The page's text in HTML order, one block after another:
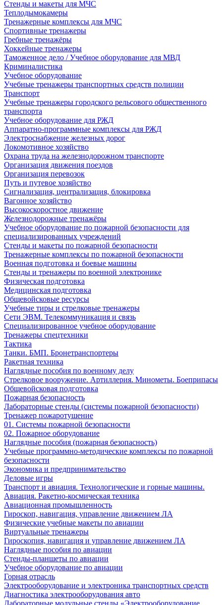
Стенды и макеты для МЧС
Теплодымокамеры
Тренажерные комплексы для МЧС
Спортивные тренажеры
Гребные тренажёры
Хоккейные тренажеры
Таможенное дело / Учебное оборудование для МВД
Криминалистика
Учебное оборудование
Учебные тренажеры транспортных средств полиции
Транспорт
Учебные тренажеры городского рельсового общественного
транспорта
Учебное оборудование для РЖД
Аппаратно-программные комплексы для РЖД
Электроснабжение железных дорог
Локомотивное хозяйство
Охрана труда на железнодорожном транспорте
Организация движения поездов
Организация перевозок
Путь и путевое хозяйство
Сигнализация, централизация, блокировка
Вагонное хозяйство
Высокоскоростное движение
Железнодорожные тренажёры
Учебное оборудование по пожарной безопасности для
специализированных учреждений
Стенды и макеты по пожарной безопасности
Тренажерные комплексы по пожарной безопасности
Военная подготовка и боевые машины
Стенды и тренажеры по военной электронике
Физическая подготовка
Медицинская подготовка
Общевойсковые ресурсы
Учебные тиры и стрелковые тренажеры
Сети ЭВМ. Телекоммуникация и связь
Специализированное учебное оборудование
Тренажеры спецтехники
Тактика
Танки. БМП. Бронетранспортеры
Ракетная техника
Наглядные пособия по военному делу
Стрелковое вооружение. Артиллерия. Минометы. Боеприпасы
Общевойсковая подготовка
Пожарная безопасность
Лабораторные стенды (системы пожарной безопасности)
Тренажер пожаротушение
01. Системы пожарной безопасности
02. Пожарное оборудование
Наглядные пособия (пожарная безопасность)
Учебные программно-методические комплексы по пожарной
безопасности
Экономика и предпринимательство
Деловые игры
Транспорт и авиация. Технологические и горные машины.
Авиация. Ракетно-космическая техника
Авиационная промышленность
Гироскоп, навигация, управление движением ЛА
Физические учебные макеты по авиации
Виртуальные тренажеры
Гироскопия, навигация и управление движением ЛА
Наглядные пособия по авиации
Стенды-планшеты по авиации
Учебное оборудование по авиации
Горная отрасль
Электрооборудование и электроника транспортных средств
Диагностика электрооборудования авто
Лабораторные модульные стенды «Электрооборудование